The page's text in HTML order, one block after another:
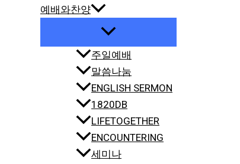
예배와찬양
주일예배
말씀나눔
ENGLISH SERMON
1820DB
LIFETOGETHER
ENCOUNTERING
세미나